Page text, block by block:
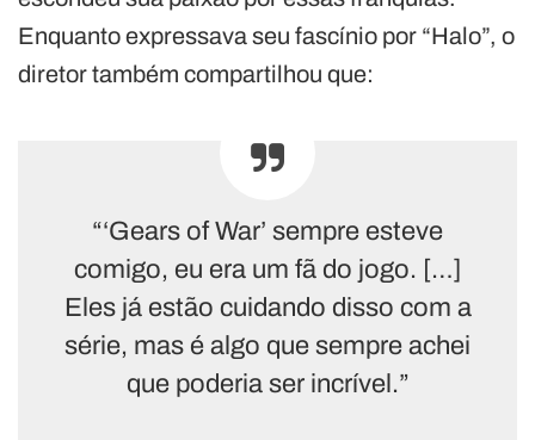
Enquanto expressava seu fascínio por “Halo”, o
diretor também compartilhou que:
“‘Gears of War’ sempre esteve
comigo, eu era um fã do jogo. […]
Eles já estão cuidando disso com a
série, mas é algo que sempre achei
que poderia ser incrível.”